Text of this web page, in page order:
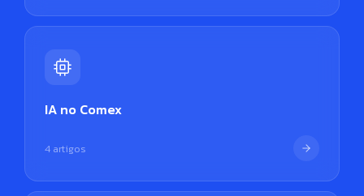
IA no Comex
4 artigos